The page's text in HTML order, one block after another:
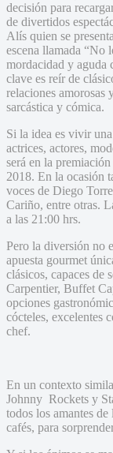
decisión para
de divertidos
Alís quien se
escena llamada “No
mordacidad y aguda
clave es reír de
relaciones amorosas
sarcástica y cómica.
Si la idea es vivir
actrices, actores,
será en la
2018. En la ocasión
voces de Diego
Cariño, entre otras.
a las 21:00 hrs.
Pero la diversión no
apuesta gourmet
clásicos, capaces de
Carpentier, Buffet
opciones
cócteles, excelentes
chef.
En un contexto
Johnny Rockets y
todos los amantes de
cafés, para